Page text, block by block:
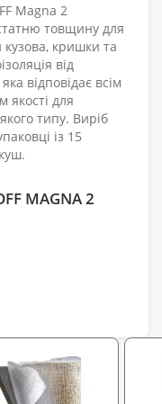
Magna 2
товщину для
кузова, кришки та
від
відповідає всім
якості для
типу. Виріб
із 15
MAGNA 2